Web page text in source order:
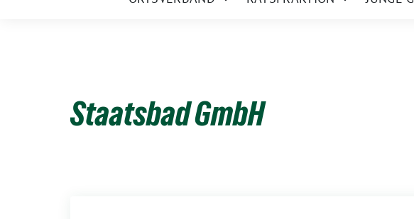
Zeige
Zeige
Staatsbad GmbH